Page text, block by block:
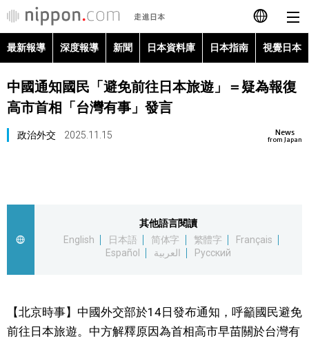
日本語
English
最新報導
視覺日本
最新報導 深度報導 新聞 日本資料庫 日本指南 視覺日本
中國通知國民「避免前往日本旅遊」＝疑為報復
高市首相「台灣有事」發言
News
from Japan
政治外交 2025.11.15
其他語言閱讀
English
日本語 简体字 繁體字
Français
Español
العربية Русский
【北京時事】中國外交部於14日發布通知，呼籲國民避免
前往日本旅遊。中方解釋原因為首相高市早苗關於台灣有